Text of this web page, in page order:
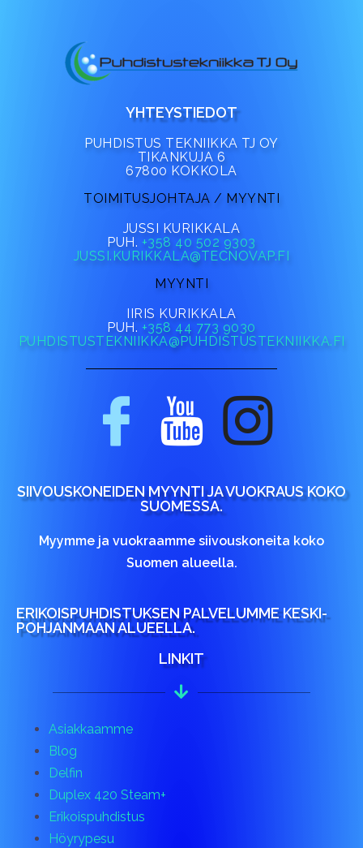
YHTEYSTIEDOT
PUHDISTUS TEKNIIKKA TJ OY
TIKANKUJA 6
67800 KOKKOLA
TOIMITUSJOHTAJA / MYYNTI
JUSSI KURIKKALA
PUH. +358 40 502 9303
JUSSI.KURIKKALA@TECNOVAP.FI
MYYNTI
IIRIS KURIKKALA
PUH. +358 44 773 9030
PUHDISTUSTEKNIIKKA@PUHDISTUSTEKNIIKKA.FI
SIIVOUSKONEIDEN MYYNTI JA VUOKRAUS KOKO
SUOMESSA.
Myymme ja vuokraamme siivouskoneita koko
Suomen alueella.
ERIKOISPUHDISTUKSEN PALVELUMME KESKI-
POHJANMAAN ALUEELLA.
LINKIT
Asiakkaamme
Blog
Delfin
Duplex 420 Steam+
Erikoispuhdistus
Höyrypesu